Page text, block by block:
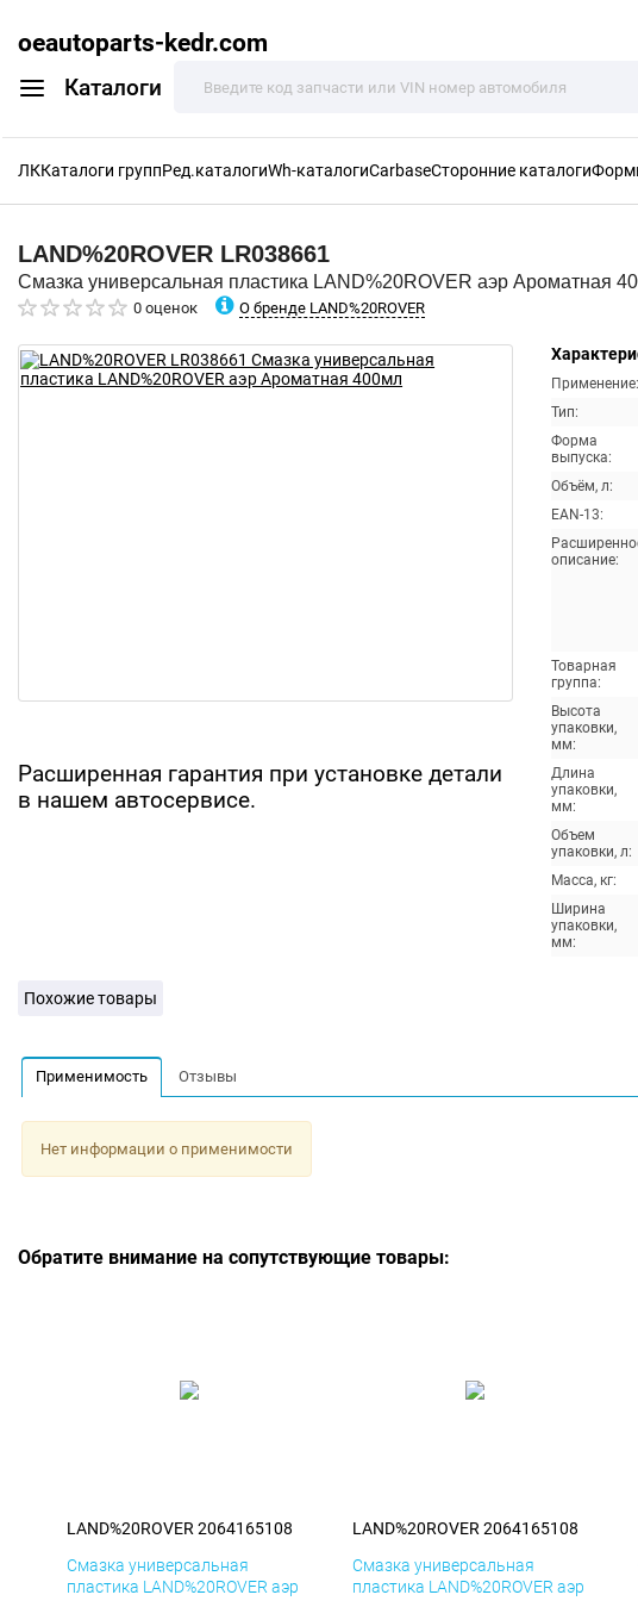
oeautoparts-kedr.com
Каталоги
ЛККаталоги группРед.каталогиWh-каталогиCarbaseСторонние каталоги
LAND%20ROVER LR038661
Смазка универсальная пластика LAND%20ROVER аэр Ароматная
0 оценок О бренде LAND%20ROVER
Расширенная гарантия при установке детали
в нашем автосервисе.
Применение:
Тип:
Форма
выпуска:
Объём, л:
EAN-13:
описание:
Товарная
группа:
Высота
упаковки,
мм:
Длина
упаковки,
мм:
Объем
упаковки, л:
Масса, кг:
Ширина
упаковки,
мм:
Похожие товары
Применимость Отзывы
Нет информации о применимости
Обратите внимание на сопутствующие товары:
LAND%20ROVER 2064165108
Смазка универсальная
пластика LAND%20ROVER аэр
LAND%20ROVER 2064165108
Смазка универсальная
пластика LAND%20ROVER аэр